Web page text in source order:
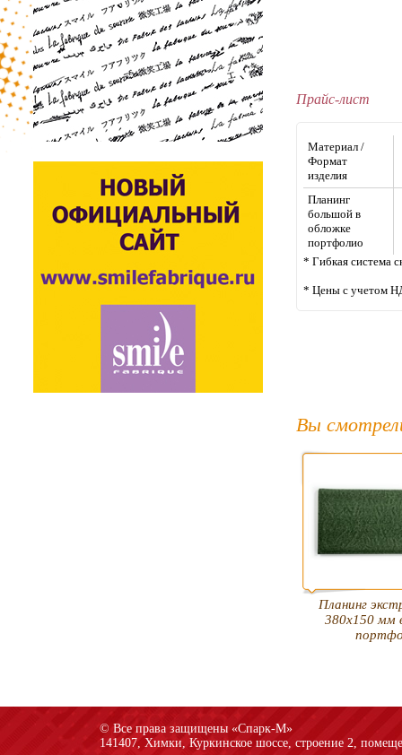
Прайс-лист
Материал /
Формат
изделия
Планинг
большой в
обложке
портфолио
* Гибкая система
* Цены с учетом
Вы
Планинг
380х150 мм
© Все права защищены «Спарк-M»
141407, Химки, Куркинское шоссе, строение 2,